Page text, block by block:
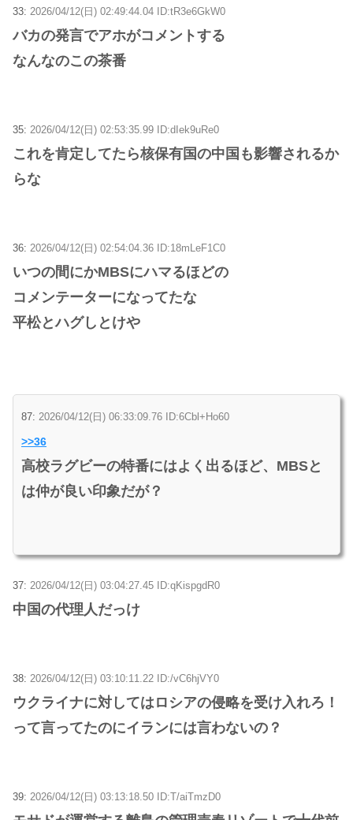
33: 2026/04/12(日) 02:49:44.04 ID:tR3e6GkW0
バカの発言でアホがコメントする
なんなのこの茶番
35: 2026/04/12(日) 02:53:35.99 ID:dIek9uRe0
これを肯定してたら核保有国の中国も影響されるか
らな
36: 2026/04/12(日) 02:54:04.36 ID:18mLeF1C0
いつの間にかMBSにハマるほどの
コメンテーターになってたな
平松とハグしとけや
87: 2026/04/12(日) 06:33:09.76 ID:6Cbl+Ho60
>>36
高校ラグビーの特番にはよく出るほど、MBSと
は仲が良い印象だが？
37: 2026/04/12(日) 03:04:27.45 ID:qKispgdR0
中国の代理人だっけ
38: 2026/04/12(日) 03:10:11.22 ID:/vC6hjVY0
ウクライナに対してはロシアの侵略を受け入れろ！
って言ってたのにイランには言わないの？
39: 2026/04/12(日) 03:13:18.50 ID:T/aiTmzD0